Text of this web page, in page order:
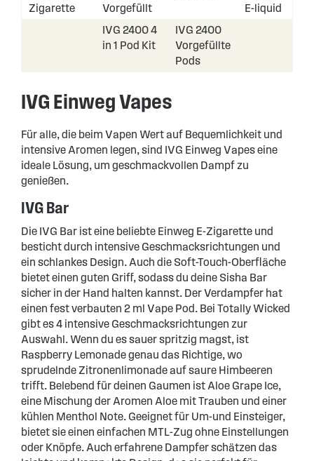
Zigarette
Vorgefüllt
E-liquid
IVG 2400 4
in 1 Pod Kit
IVG 2400
Vorgefüllte
Pods
IVG Einweg Vapes
Für alle, die beim Vapen Wert auf Bequemlichkeit und
intensive Aromen legen, sind IVG Einweg Vapes eine
ideale Lösung, um geschmackvollen Dampf zu
genießen.
IVG Bar
Die IVG Bar ist eine beliebte Einweg E-Zigarette und
besticht durch intensive Geschmacksrichtungen und
ein schlankes Design. Auch die Soft-Touch-Oberfläche
bietet einen guten Griff, sodass du deine Sisha Bar
sicher in der Hand halten kannst. Der Verdampfer hat
einen fest verbauten 2 ml Vape Pod. Bei Totally Wicked
gibt es 4 intensive Geschmacksrichtungen zur
Auswahl. Wenn du es sauer spritzig magst, ist
Raspberry Lemonade genau das Richtige, wo
sprudelnde Zitronenlimonade auf saure Himbeeren
trifft. Belebend für deinen Gaumen ist Aloe Grape Ice,
eine Mischung der Aromen Aloe mit Trauben und einer
kühlen Menthol Note. Geeignet für Um-und Einsteiger,
bietet sie einen einfachen MTL-Zug ohne Einstellungen
oder Knöpfe. Auch erfahrene Dampfer schätzen das